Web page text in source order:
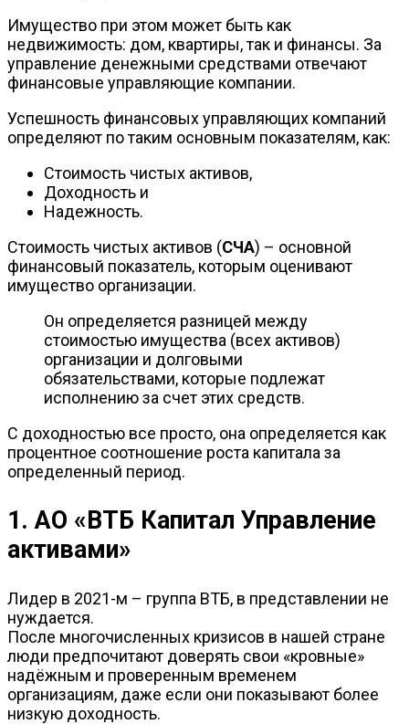
Имущество при этом может быть как
недвижимость: дом, квартиры, так и финансы. За
управление денежными средствами отвечают
финансовые управляющие компании.
Успешность финансовых управляющих компаний
определяют по таким основным показателям, как:
Стоимость чистых активов,
Доходность и
Надежность.
Стоимость чистых активов (СЧА) – основной
финансовый показатель, которым оценивают
имущество организации.
Он определяется разницей между
стоимостью имущества (всех активов)
организации и долговыми
обязательствами, которые подлежат
исполнению за счет этих средств.
С доходностью все просто, она определяется как
процентное соотношение роста капитала за
определенный период.
1. АО «ВТБ Капитал Управление
активами»
Лидер в 2021-м – группа ВТБ, в представлении не
нуждается.
После многочисленных кризисов в нашей стране
люди предпочитают доверять свои «кровные»
надёжным и проверенным временем
организациям, даже если они показывают более
низкую доходность.